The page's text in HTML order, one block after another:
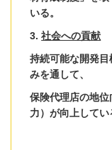
いる。
3.社会への貢献
持続可能な開発
みを通して、
保険代理店の地
力）が向上してい